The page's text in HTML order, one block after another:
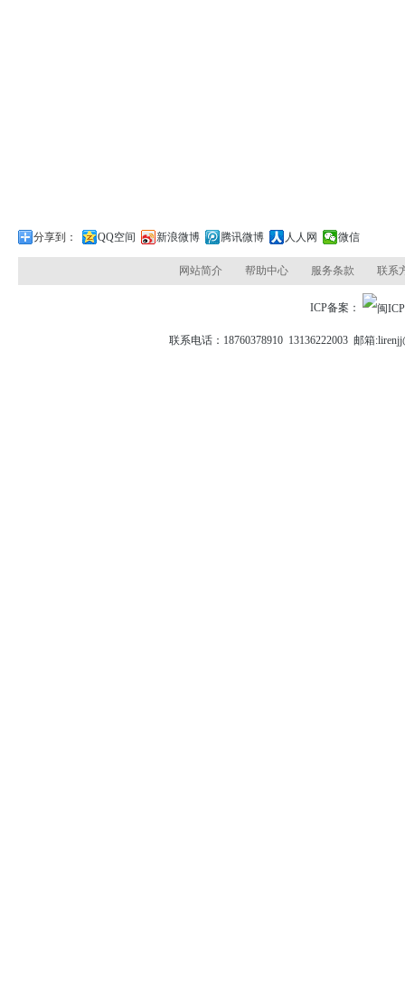
分享到： QQ空间 新浪微博 腾讯微博 人人网 微信
网站简介 帮助中心 服务条款 联系
ICP备案：
联系电话：18760378910 13136222003 邮箱